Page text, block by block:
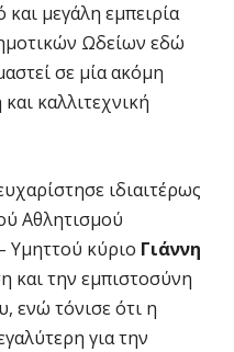
μεγάλη εμπειρία
Ωδείων εδώ
σε μία ακόμη
καλλιτεχνική
ιδιαιτέρως
Αθλητισμού
Υμηττού κύριο Γιάννη
και την εμπιστοσύνη
ενώ τόνισε ότι η
για την